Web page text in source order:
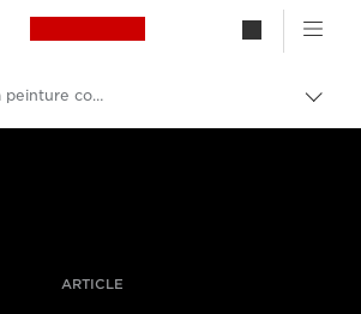
Canon Logo, back to
entre
Photographier la peinture corporelle avec le Canon EOS R
ARTICLE